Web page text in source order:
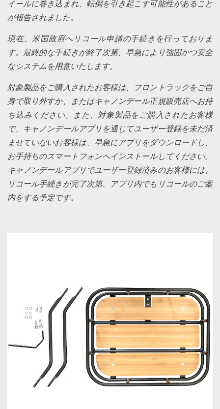
イールに巻き込まれ、転倒を引き起こす可能性があること
が報告されました。
現在、米国政府へリコール申請の手続きを行っておりま
す。最終的な手続きが終了次第、早急により強固かつ安全
なシステムを用意いたします。
対象製品をご購入されたお客様は、フロントラックをご自
身で取り外すか、またはキャノンデール正規販売店へお持
ち込みください。また、対象製品をご購入されたお客様
で、キャノンデールアプリを通じてユーザー登録を未だ済
ませていないお客様は、早急にアプリをダウンロードし、
お手持ちのスマートフォンへインストールしてください。
キャノンデールアプリでユーザー登録済みのお客様には、
リコール手続きが完了次第、アプリ内でもリコールのご案
内をする予定です。